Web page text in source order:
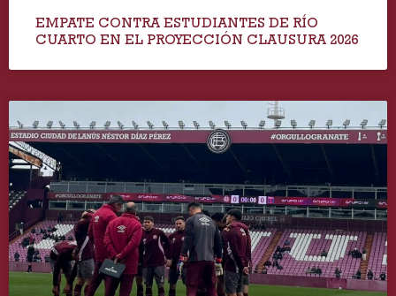
EMPATE CONTRA ESTUDIANTES DE RÍO
CUARTO EN EL PROYECCIÓN CLAUSURA 2026